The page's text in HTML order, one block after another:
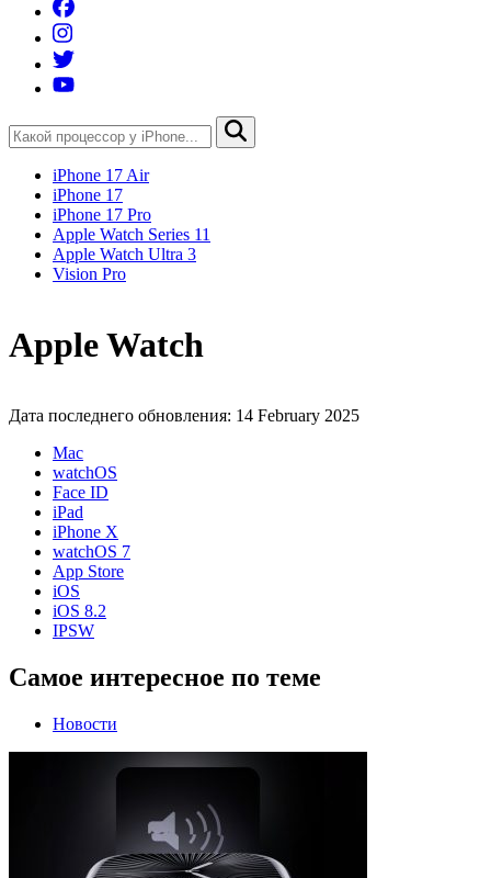
iPhone 17 Air
iPhone 17
iPhone 17 Pro
Apple Watch Series 11
Apple Watch Ultra 3
Vision Pro
Apple Watch
Дата последнего обновления: 14 February 2025
Mac
watchOS
Face ID
iPad
iPhone X
watchOS 7
App Store
iOS
iOS 8.2
IPSW
Самое интересное по теме
Новости